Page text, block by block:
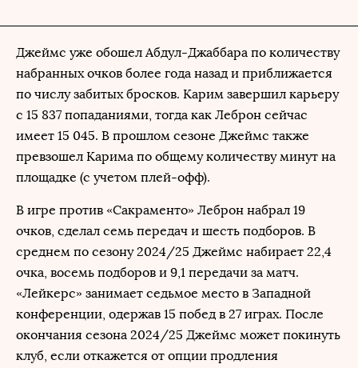
Джеймс уже обошел Абдул-Джаббара по количеству
набранных очков более года назад и приближается
по числу забитых бросков. Карим завершил карьеру
с 15 837 попаданиями, тогда как Леброн сейчас
имеет 15 045. В прошлом сезоне Джеймс также
превзошел Карима по общему количеству минут на
площадке (с учетом плей-офф).
В игре против «Сакраменто» Леброн набрал 19
очков, сделал семь передач и шесть подборов. В
среднем по сезону 2024/25 Джеймс набирает 22,4
очка, восемь подборов и 9,1 передачи за матч.
«Лейкерс» занимает седьмое место в Западной
конференции, одержав 15 побед в 27 играх. После
окончания сезона 2024/25 Джеймс может покинуть
клуб, если откажется от опции продления